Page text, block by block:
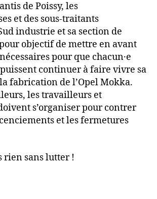
de Poissy, les
et des sous-traitants
industrie et sa section de
objectif de mettre en avant
pour que chacun·e
puissent continuer à faire vivre sa
fabrication de l’Opel Mokka.
les travailleurs et
s’organiser pour contrer
et les fermetures
rien sans lutter !